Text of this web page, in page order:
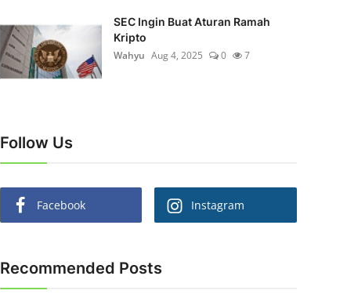
SEC Ingin Buat Aturan Ramah
Kripto
Wahyu Aug 4, 2025 0 7
Follow Us
Facebook Instagram
Recommended Posts